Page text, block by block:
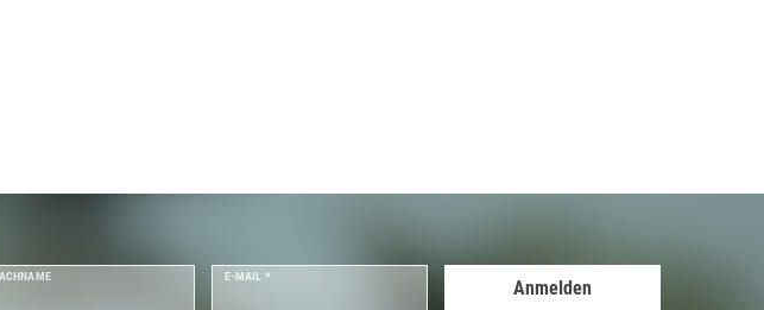
E-MAIL *
Anmelden